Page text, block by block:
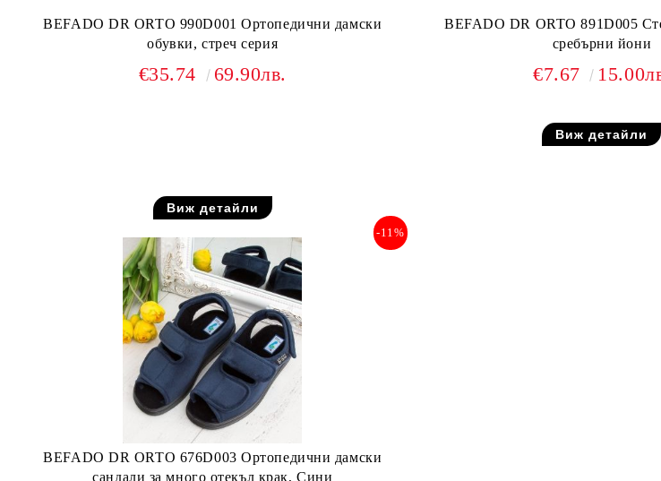
BEFADO DR ORTO 990D001 Ортопедични дамски
обувки, стреч серия
€35.74 69.90лв.
Виж детайли
BEFADO DR ORTO 891D005
сребърни йони
€7.67
Виж детайли
BEFADO DR ORTO 676D003 Ортопедични дамски
сандали за много отекъл крак, Сини
-11%